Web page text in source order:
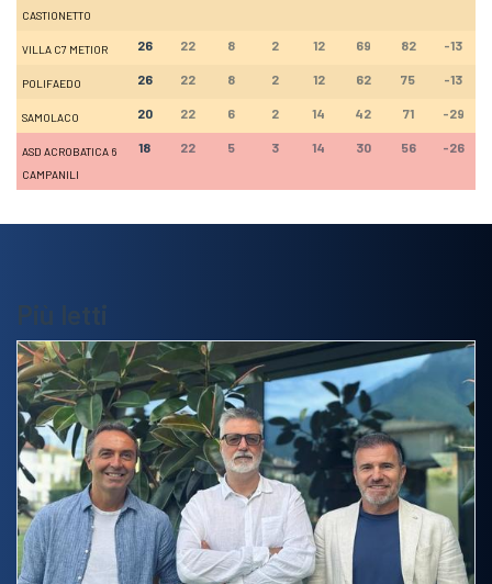
CASTIONETTO
VILLA C7 METIOR 26 22 8 2 12 69 82 -13
POLIFAEDO 26 22 8 2 12 62 75 -13
SAMOLACO 20 22 6 2 14 42 71 -29
ASD ACROBATICA 6
CAMPANILI
18 22 5 3 14 30 56 -26
Più letti